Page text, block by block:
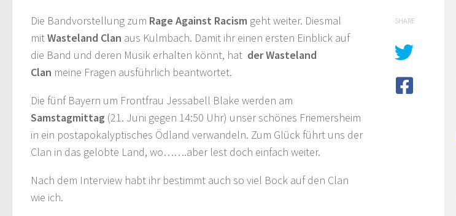
Die Bandvorstellung zum Rage Against Racism geht weiter. Diesmal
mitWasteland Clan aus Kulmbach. Damit ihr einen ersten Einblick auf
die Band und deren Musik erhalten könnt, hat der Wasteland
Clan meine Fragen ausführlich beantwortet.
Die fünf Bayern um Frontfrau Jessabell Blake werden am
Samstagmittag (21. Juni gegen 14:50 Uhr) unser schönes Friemersheim
in ein postapokalyptisches Ödland verwandeln. Zum Glück führt uns der
Clan in das gelobte Land, wo…….aber lest doch einfach weiter.
Nach dem Interview habt ihr bestimmt auch so viel Bock auf den Clan
wie ich.
SHARE